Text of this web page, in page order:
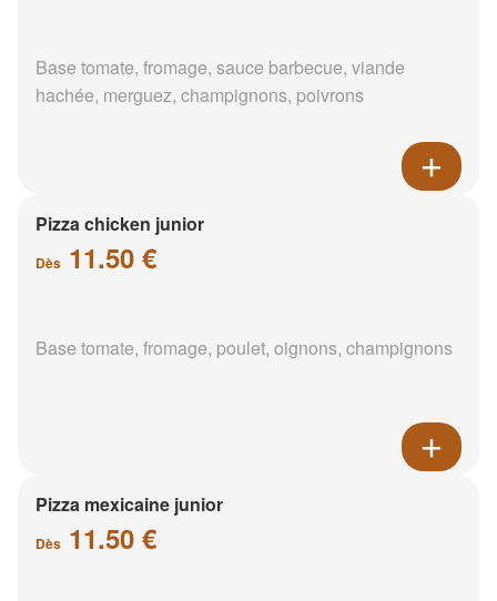
Base tomate, fromage, sauce barbecue, viande
hachée, merguez, champignons, poivrons
Pizza chicken junior
Dès 11.50 €
Base tomate, fromage, poulet, oignons, champignons
Pizza mexicaine junior
Dès 11.50 €